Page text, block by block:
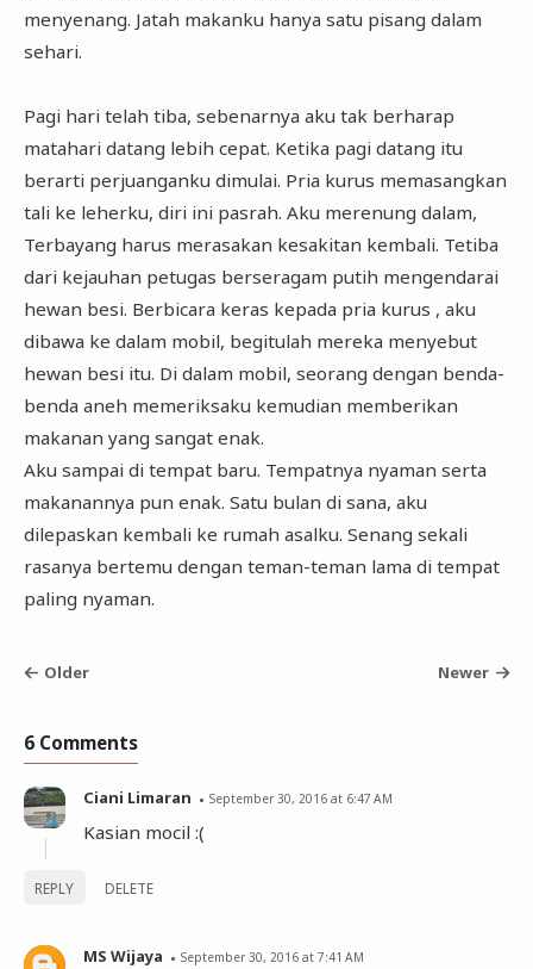
menyenang. Jatah makanku hanya satu pisang dalam
sehari.
Pagi hari telah tiba, sebenarnya aku tak berharap
matahari datang lebih cepat. Ketika pagi datang itu
berarti perjuanganku dimulai. Pria kurus memasangkan
tali ke leherku, diri ini pasrah. Aku merenung dalam,
Terbayang harus merasakan kesakitan kembali. Tetiba
dari kejauhan petugas berseragam putih mengendarai
hewan besi. Berbicara keras kepada pria kurus , aku
dibawa ke dalam mobil, begitulah mereka menyebut
hewan besi itu. Di dalam mobil, seorang dengan benda-
benda aneh memeriksaku kemudian memberikan
makanan yang sangat enak.
Aku sampai di tempat baru. Tempatnya nyaman serta
makanannya pun enak. Satu bulan di sana, aku
dilepaskan kembali ke rumah asalku. Senang sekali
rasanya bertemu dengan teman-teman lama di tempat
paling nyaman.
Older Newer
6 Comments
Ciani Limaran September 30, 2016 at 6:47 AM
Kasian mocil :(
REPLY DELETE
MS Wijaya September 30, 2016 at 7:41 AM